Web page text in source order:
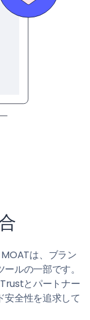
は、ブラン
ルの一部です。
とパートナー
安全性を追求して